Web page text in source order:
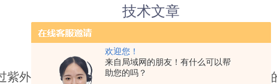
欢迎您！
来自局域网的朋友！有什么可以帮
助您的吗？
技术文章
紫外可见近红分光光度计来测试建筑反射隔热涂料